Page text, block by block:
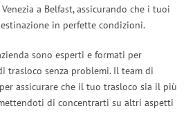
a Belfast, assicurando che i tuoi
in perfette condizioni.
sono esperti e formati per
trasloco senza problemi. Il team di
assicurare che il tuo trasloco sia il più
di concentrarti su altri aspetti